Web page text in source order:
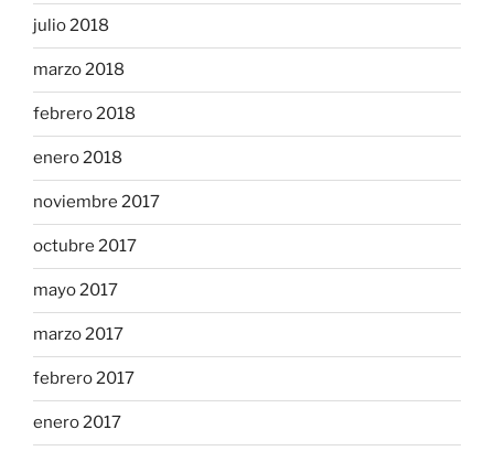
julio 2018
marzo 2018
febrero 2018
enero 2018
noviembre 2017
octubre 2017
mayo 2017
marzo 2017
febrero 2017
enero 2017